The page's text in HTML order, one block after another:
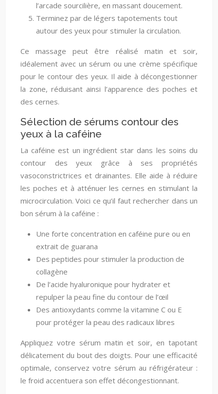
l’arcade sourcilière, en massant doucement.
Terminez par de légers tapotements tout
autour des yeux pour stimuler la circulation.
Ce massage peut être réalisé matin et soir,
idéalement avec un sérum ou une crème spécifique
pour le contour des yeux. Il aide à décongestionner
la zone, réduisant ainsi l’apparence des poches et
des cernes.
Sélection de sérums contour des
yeux à la caféine
La caféine est un ingrédient star dans les soins du
contour des yeux grâce à ses propriétés
vasoconstrictrices et drainantes. Elle aide à réduire
les poches et à atténuer les cernes en stimulant la
microcirculation. Voici ce qu’il faut rechercher dans un
bon sérum à la caféine :
Une forte concentration en caféine pure ou en
extrait de guarana
Des peptides pour stimuler la production de
collagène
De l’acide hyaluronique pour hydrater et
repulper la peau fine du contour de l’œil
Des antioxydants comme la vitamine C ou E
pour protéger la peau des radicaux libres
Appliquez votre sérum matin et soir, en tapotant
délicatement du bout des doigts. Pour une efficacité
optimale, conservez votre sérum au réfrigérateur :
le froid accentuera son effet décongestionnant.